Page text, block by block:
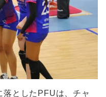
としたPFUは、チャ